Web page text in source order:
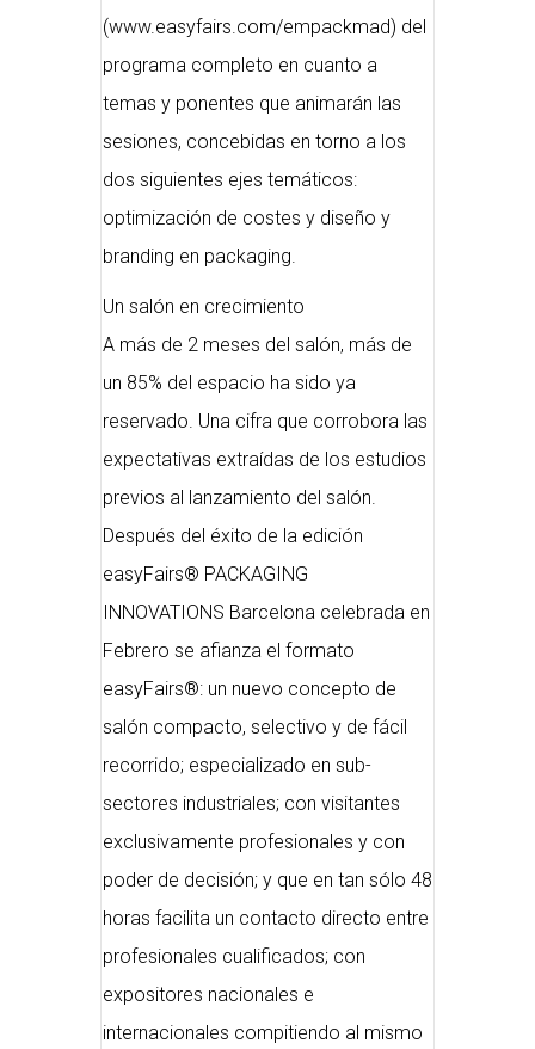
(www.easyfairs.com/empackmad) del
programa completo en cuanto a
temas y ponentes que animarán las
sesiones, concebidas en torno a los
dos siguientes ejes temáticos:
optimización de costes y diseño y
branding en packaging.
Un salón en crecimiento
A más de 2 meses del salón, más de
un 85% del espacio ha sido ya
reservado. Una cifra que corrobora las
expectativas extraídas de los estudios
previos al lanzamiento del salón.
Después del éxito de la edición
easyFairs® PACKAGING
INNOVATIONS Barcelona celebrada en
Febrero se afianza el formato
easyFairs®: un nuevo concepto de
salón compacto, selectivo y de fácil
recorrido; especializado en sub-
sectores industriales; con visitantes
exclusivamente profesionales y con
poder de decisión; y que en tan sólo 48
horas facilita un contacto directo entre
profesionales cualificados; con
expositores nacionales e
internacionales compitiendo al mismo